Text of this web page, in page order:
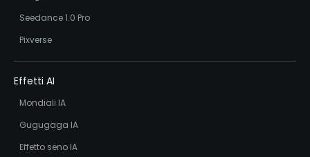
Seedance 1.0 Pro
Pixverse
Effetti AI
Mondiali IA
Gugugaga IA
Effetto seno IA